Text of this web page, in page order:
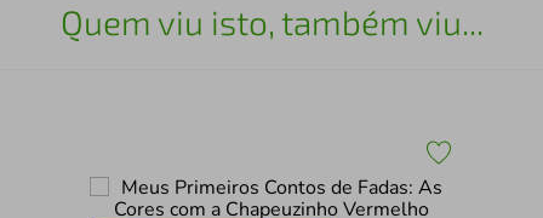
Quem viu isto, também viu...